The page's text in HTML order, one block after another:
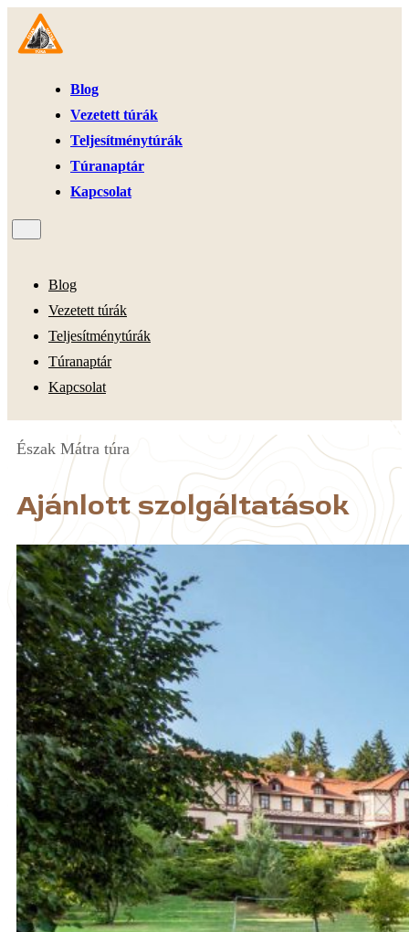
Blog
Vezetett túrák
Teljesítménytúrák
Túranaptár
Kapcsolat
Blog
Vezetett túrák
Teljesítménytúrák
Túranaptár
Kapcsolat
Észak Mátra túra
Ajánlott szolgáltatások